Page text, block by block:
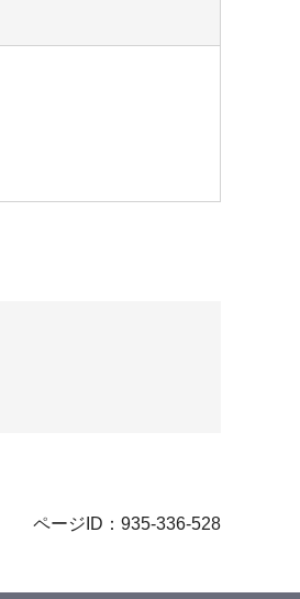
ページID：935-336-528